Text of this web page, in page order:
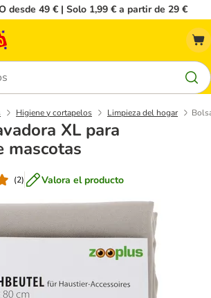
desde 49 € | Solo 1,99 € a partir de 29 €
Higiene y cortapelos Limpieza del hogar
XL para
mascotas
(2) Valora el producto